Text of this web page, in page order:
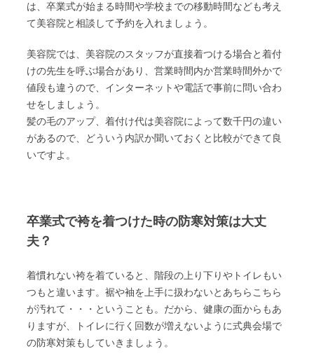
は、卒業式が始まる時間や学校までの移動時間なども考え
て美容院と相談して予約を入れましょう。
美容院では、美容院のスタッフが直接着つける場合と着付
けの先生を呼ぶ場合があり、営業時間内か営業時間外かで
値段も違うので、インターネットや電話で事前に問い合わ
せをしましょう。
髪の毛のアップ、着付け代は美容院によって数千円の違い
があるので、どういう内訳か聞いておくと比較ができて良
いですよ。
卒業式で袴を着つけた時の防寒対策は大丈
夫？
着慣れない袴を着ていると、階段の上り下りやトイレもい
つもと違います。裾や袖を上手に扱わないとあちらこちら
が汚れて・・・ということも。だから、健康の面からもあ
りますが、トイレに行く回数が増えないように式典会場で
の防寒対策もしていきましょう。